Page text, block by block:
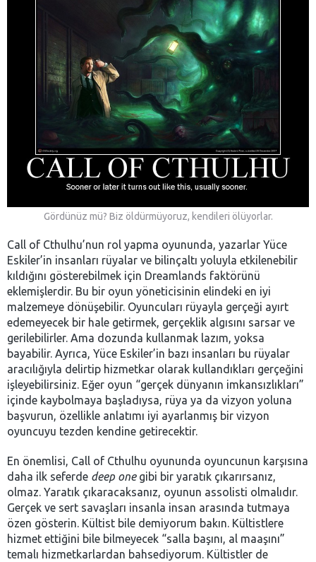
Gördünüz mü? Biz öldürmüyoruz, kendileri ölüyorlar.
Call of Cthulhu’nun rol yapma oyununda, yazarlar Yüce
Eskiler’in insanları rüyalar ve bilinçaltı yoluyla etkilenebilir
kıldığını gösterebilmek için Dreamlands faktörünü
eklemişlerdir. Bu bir oyun yöneticisinin elindeki en iyi
malzemeye dönüşebilir. Oyuncuları rüyayla gerçeği ayırt
edemeyecek bir hale getirmek, gerçeklik algısını sarsar ve
gerilebilirler. Ama dozunda kullanmak lazım, yoksa
bayabilir. Ayrıca, Yüce Eskiler’in bazı insanları bu rüyalar
aracılığıyla delirtip hizmetkar olarak kullandıkları gerçeğini
işleyebilirsiniz. Eğer oyun “gerçek dünyanın imkansızlıkları”
içinde kaybolmaya başladıysa, rüya ya da vizyon yoluna
başvurun, özellikle anlatımı iyi ayarlanmış bir vizyon
oyuncuyu tezden kendine getirecektir.
En önemlisi, Call of Cthulhu oyununda oyuncunun karşısına
daha ilk seferde deep onegibi bir yaratık çıkarırsanız,
olmaz. Yaratık çıkaracaksanız, oyunun assolisti olmalıdır.
Gerçek ve sert savaşları insanla insan arasında tutmaya
özen gösterin. Kültist bile demiyorum bakın. Kültistlere
hizmet ettiğini bile bilmeyecek “salla başını, al maaşını”
temalı hizmetkarlardan bahsediyorum. Kültistler de